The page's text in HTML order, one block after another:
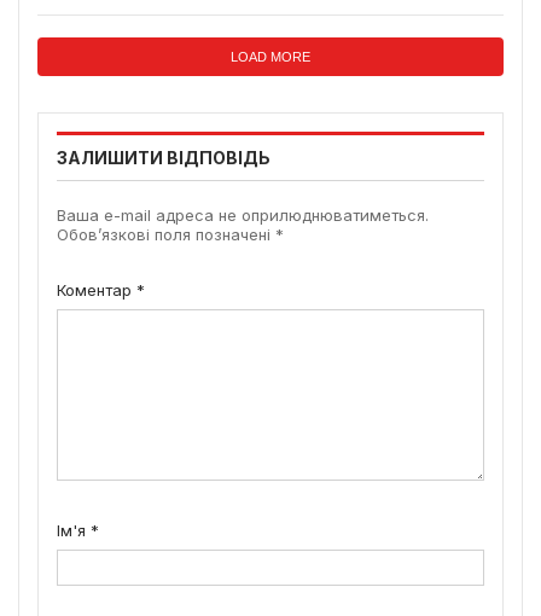
LOAD MORE
ЗАЛИШИТИ ВІДПОВІДЬ
Ваша e-mail адреса не оприлюднюватиметься.
Обов’язкові поля позначені *
Коментар *
Ім'я *